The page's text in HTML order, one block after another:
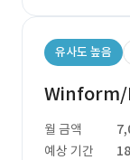
유사도 높음
Winform/
월 금액
예상 기간